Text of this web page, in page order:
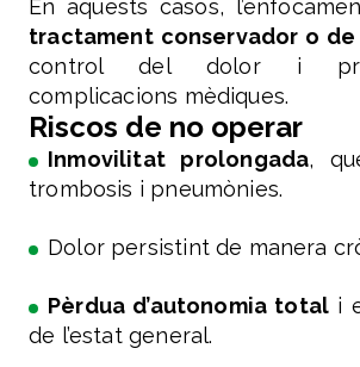
En aquests casos,
tractament conservador o
control del dolor i
complicacions mèdiques.
Riscos de no operar
Inmovilitat prolongada,
trombosis i pneumònies.
Dolor persistint de manera
Pèrdua d’autonomia total i
de l’estat general.